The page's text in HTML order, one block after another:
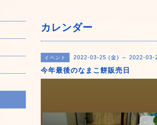
カレンダー
イベント 2022-03-25 (金) ～ 2022-03-
今年最後のなまこ餅販売日